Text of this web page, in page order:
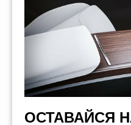
ОСТАВАЙСЯ